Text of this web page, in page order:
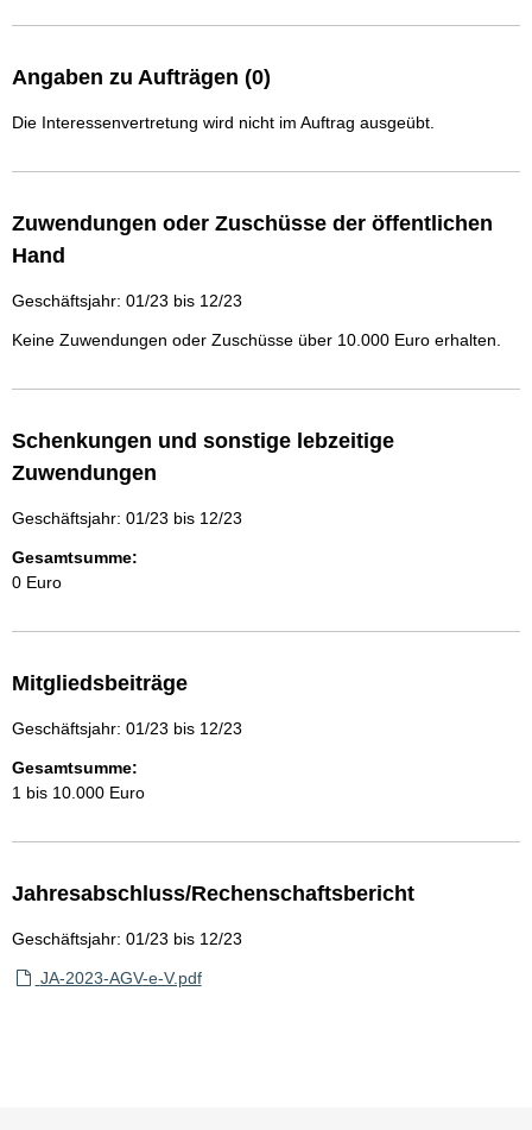
Angaben zu Aufträgen (0)
Die Interessenvertretung wird nicht im Auftrag ausgeübt.
Zuwendungen oder Zuschüsse der öffentlichen
Hand
Geschäftsjahr: 01/23 bis 12/23
Keine Zuwendungen oder Zuschüsse über 10.000 Euro erhalten.
Schenkungen und sonstige lebzeitige
Zuwendungen
Geschäftsjahr: 01/23 bis 12/23
Gesamtsumme:
0 Euro
Mitgliedsbeiträge
Geschäftsjahr: 01/23 bis 12/23
Gesamtsumme:
1 bis 10.000 Euro
Jahresabschluss/Rechenschaftsbericht
Geschäftsjahr: 01/23 bis 12/23
JA-2023-AGV-e-V.pdf